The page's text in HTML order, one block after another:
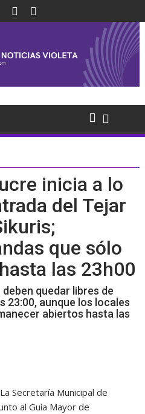
inicia a lo
del Tejar
que sólo
las 23h00
quedar libres de
23:00, aunque los locales
abiertos hasta las
Secretaría Municipal de
al Guía Mayor de